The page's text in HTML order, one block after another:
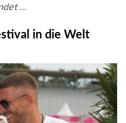
...
in die Welt